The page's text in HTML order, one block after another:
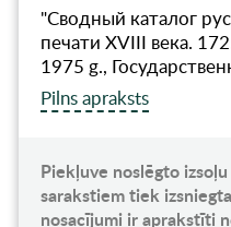
"Сводный каталог
печати XVIII века.
1975 g.,
Pilns apraksts
Piekļuve noslēgto
sarakstiem tiek
nosacījumi ir aprakstīti